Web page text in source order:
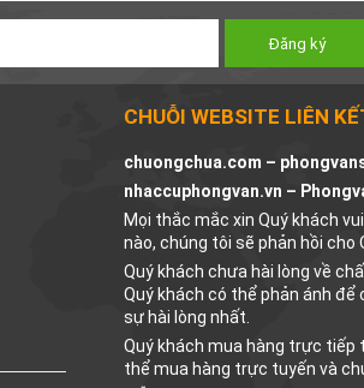
CHUỖI WEBSITE LIÊN
chuongchua.com –
nhaccuphongvan.vn –
Mọi thắc mắc xin Quý khách
nào, chúng tôi sẽ phản hồi
Quý khách chưa hài lòng về
Quý khách có thể phản ánh
sự hài lòng nhất.
Quý khách mua hàng trực tiếp
thể mua hàng trực tuyến và